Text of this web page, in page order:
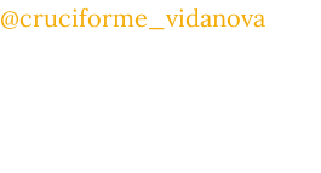
@cruciforme_vidanova